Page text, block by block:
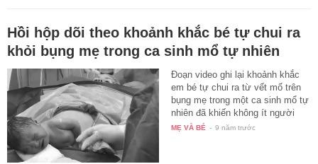
Hồi hộp dõi theo khoảnh khắc bé tự chui ra
khỏi bụng mẹ trong ca sinh mổ tự nhiên
Đoạn video ghi lại khoảnh khắc
em bé tự chui ra từ vết mổ trên
bụng mẹ trong một ca sinh mổ tự
nhiên đã khiến không ít người
nín…
MẸ VÀ BÉ - 9 năm trước